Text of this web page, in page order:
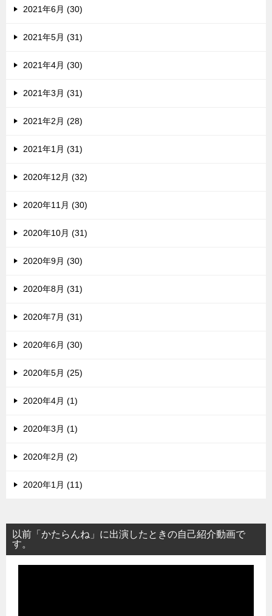
2021年6月 (30)
2021年5月 (31)
2021年4月 (30)
2021年3月 (31)
2021年2月 (28)
2021年1月 (31)
2020年12月 (32)
2020年11月 (30)
2020年10月 (31)
2020年9月 (30)
2020年8月 (31)
2020年7月 (31)
2020年6月 (30)
2020年5月 (25)
2020年4月 (1)
2020年3月 (1)
2020年2月 (2)
2020年1月 (11)
以前「かたらんね」に出演したときの自己紹介動画で
す。